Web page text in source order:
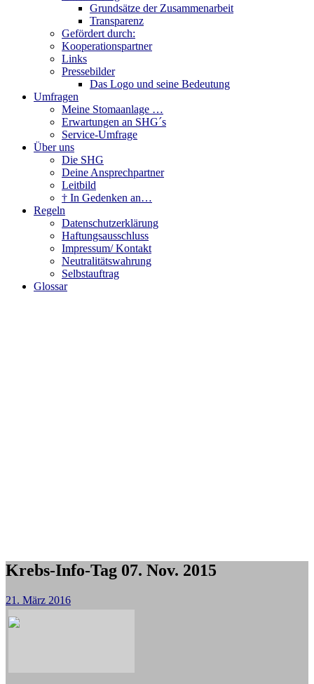
Grundsätze der Zusammenarbeit
Transparenz
Gefördert durch:
Kooperationspartner
Links
Pressebilder
Das Logo und seine Bedeutung
Umfragen
Meine Stomaanlage …
Erwartungen an SHG´s
Service-Umfrage
Über uns
Die SHG
Deine Ansprechpartner
Leitbild
† In Gedenken an…
Regeln
Datenschutzerklärung
Haftungsausschluss
Impressum/ Kontakt
Neutralitätswahrung
Selbstauftrag
Glossar
Krebs-Info-Tag 07. Nov. 2015
21. März 2016